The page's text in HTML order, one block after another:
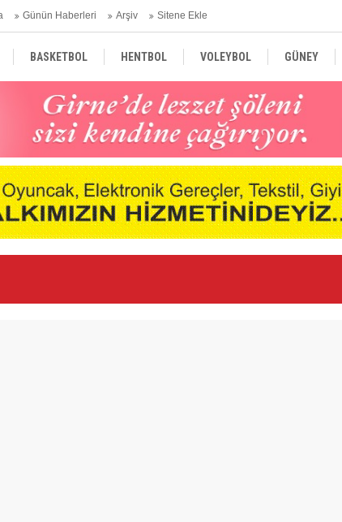
Günün Haberleri Arşiv Sitene Ekle
BASKETBOL HENTBOL VOLEYBOL GÜNEY
AVRUPA DÜNYA